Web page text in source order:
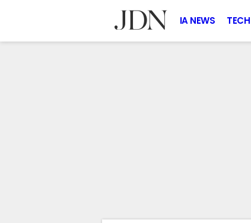
IA NEWS TECH